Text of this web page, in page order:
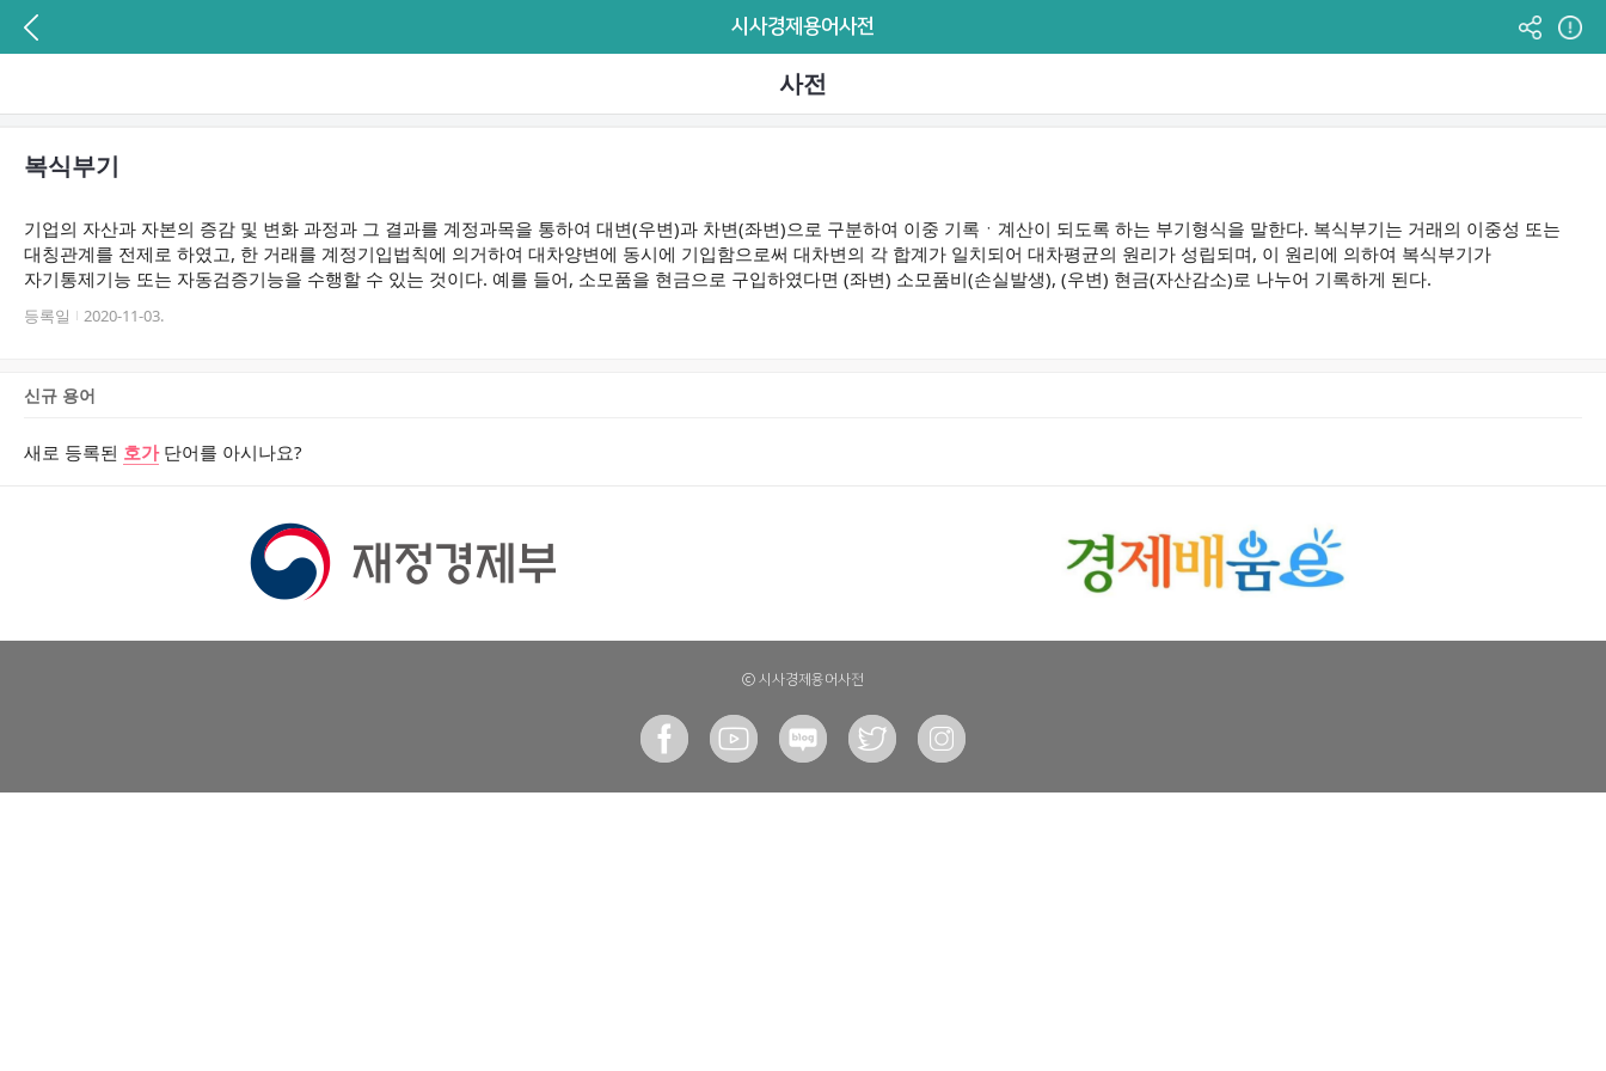
시사경제용어사전
사전
복식부기
기업의 자산과 자본의 증감 및 변화 과정과 그 결과를 계정과목을 통하여 대변(우변)과 차변(좌변)으로 구분하여 이중 기록ㆍ계산이 되도록 하는 부기형식을 말한다. 복식부기는 거래의 이중성 또는
대칭관계를 전제로 하였고, 한 거래를 계정기입법칙에 의거하여 대차양변에 동시에 기입함으로써 대차변의 각 합계가 일치되어 대차평균의 원리가 성립되며, 이 원리에 의하여 복식부기가
자기통제기능 또는 자동검증기능을 수행할 수 있는 것이다. 예를 들어, 소모품을 현금으로 구입하였다면 (좌변) 소모품비(손실발생), (우변) 현금(자산감소)로 나누어 기록하게 된다.
등록일 2020-11-03.
신규 용어
새로 등록된 호가단어를 아시나요?
ⓒ 시사경제용어사전